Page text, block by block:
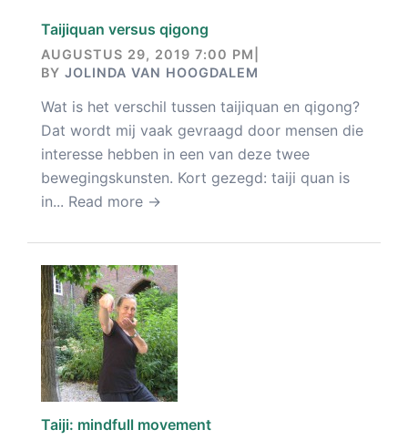
Taijiquan versus qigong
AUGUSTUS 29, 2019 7:00 PM
BY JOLINDA VAN HOOGDALEM
Wat is het verschil tussen taijiquan en qigong?
Dat wordt mij vaak gevraagd door mensen die
interesse hebben in een van deze twee
bewegingskunsten. Kort gezegd: taiji quan is
in... Read more →
Taiji: mindfull movement